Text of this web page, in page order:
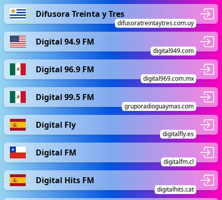
Difusora Treinta y Tres
difusoratreintaytres.com.uy
Digital 94.9 FM
digital949.com
Digital 96.9 FM
digital969.com.mx
Digital 99.5 FM
gruporadioguaymas.com
Digital Fly
digitalfly.es
Digital FM
digitalfm.cl
Digital Hits FM
digitalhits.cat